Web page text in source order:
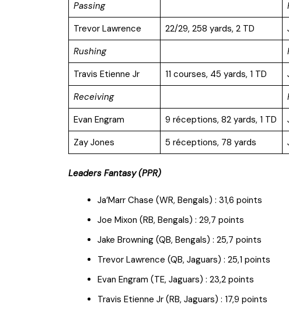
Passing
Trevor Lawrence
22/29, 258 yards, 2 TD
Rushing
Travis Etienne Jr
11 courses, 45 yards, 1 TD
Receiving
Evan Engram
9 réceptions, 82 yards, 1 TD
Zay Jones
5 réceptions, 78 yards
Leaders Fantasy (PPR)
Ja’Marr Chase (WR, Bengals) : 31,6 points
Joe Mixon (RB, Bengals) : 29,7 points
Jake Browning (QB, Bengals) : 25,7 points
Trevor Lawrence (QB, Jaguars) : 25,1 points
Evan Engram (TE, Jaguars) : 23,2 points
Travis Etienne Jr (RB, Jaguars) : 17,9 points